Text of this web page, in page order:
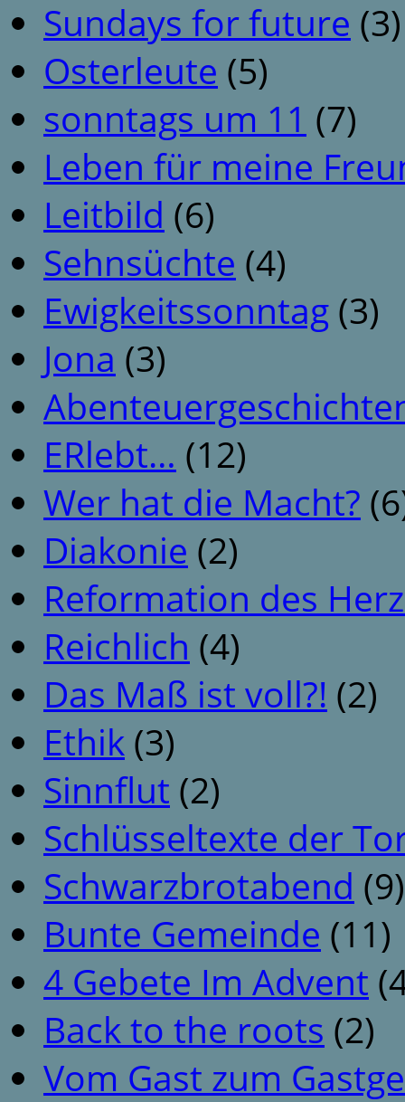
Sundays for future (3)
Osterleute (5)
sonntags um 11 (7)
Leben für meine
Leitbild (6)
Sehnsüchte (4)
Ewigkeitssonntag (3)
Jona (3)
ERlebt… (12)
Wer hat die Macht?
Diakonie (2)
Reformation des
Reichlich (4)
Das Maß ist voll?! (2)
Ethik (3)
Sinnflut (2)
Schlüsseltexte der
Schwarzbrotabend (9)
Bunte Gemeinde (11)
4 Gebete Im Advent
Back to the roots (2)
Vom Gast zum